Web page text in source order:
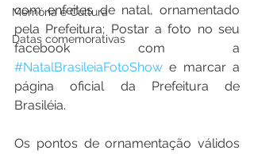
Memória e Cultura
Datas comemorativas
com enfeites de natal, ornamentado
pela Prefeitura; Postar a foto no seu
#NatalBrasileiaFotoShow e marcar a
página oficial da Prefeitura de
Brasiléia.
Os pontos de ornamentação válidos